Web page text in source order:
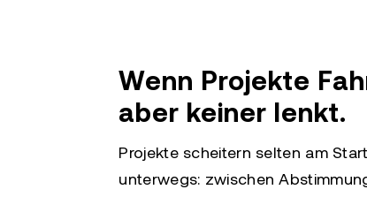
Wenn Projekte
aber keiner lenkt.
Projekte scheitern selten am
unterwegs: zwischen